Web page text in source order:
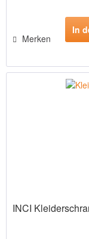
Merken
In
INCI